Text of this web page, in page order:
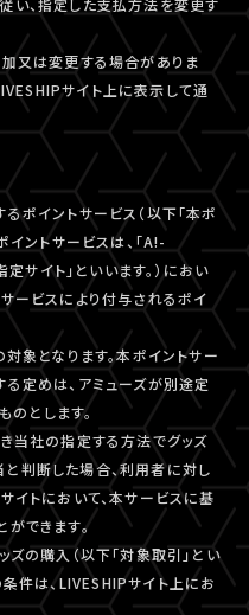
い、指定した支払方法を変更す
又は変更する場合がありま
サイト上に表示して通
ポイントサービス（以下「本ポ
イントサービスは、「A!-
サイト」といいます。）におい
ービスにより付与されるポイ
象となります。本ポイントサー
定めは、アミューズが別途定
のとします。
当社の指定する方法でグッズ
判断した場合、利用者に対し
イトにおいて、本サービスに基
できます。
の購入（以下「対象取引」とい
条件は、LIVESHIPサイト上にお